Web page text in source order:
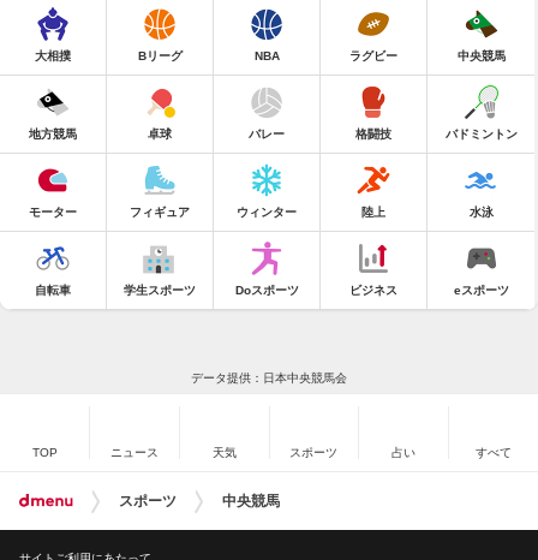
大相撲 Bリーグ NBA ラグビー 中央競馬
地方競馬 卓球 バレー 格闘技 バドミントン
モーター フィギュア ウィンター 陸上 水泳
自転車 学生スポーツ Doスポーツ ビジネス eスポーツ
データ提供：日本中央競馬会
TOP ニュース 天気 スポーツ 占い すべて
スポーツ 中央競馬